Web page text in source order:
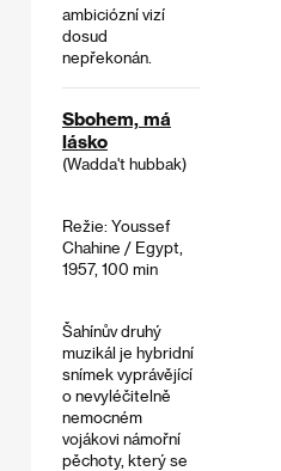
ambiciózní vizí
dosud
nepřekonán.
Sbohem, má
lásko
(Wadda't hubbak)
Režie: Youssef
Chahine / Egypt,
1957, 100 min
Šahínův druhý
muzikál je hybridní
snímek vyprávějící
o nevyléčitelně
nemocném
vojákovi námořní
pěchoty, který se